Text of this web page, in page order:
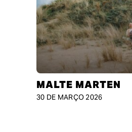
MALTE MARTEN
30 DE MARÇO 2026